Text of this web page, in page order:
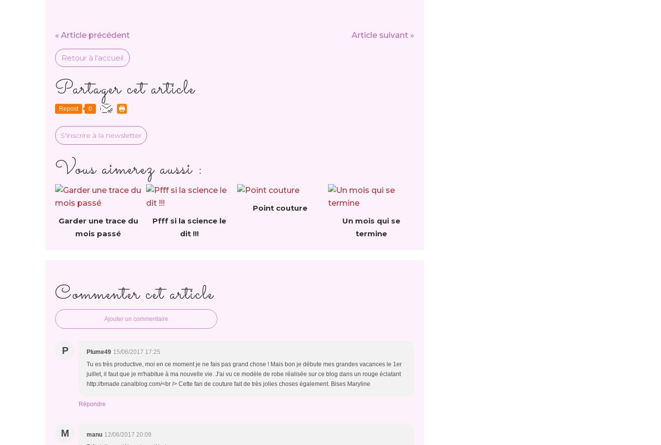
« Article précédent Article suivant »
Retour à l'accueil
Partager cet article
Repost 0
S'inscrire à la newsletter
Vous aimerez aussi :
Garder une trace du
mois passé
Pfff si la science le
dit !!!
Point couture
Un mois qui se
termine
Commenter cet article
Ajouter un commentaire
P Plume49 15/06/2017 17:25
Tu es très productive, moi en ce moment je ne fais pas grand chose ! Mais bon je débute mes grandes vacances le 1er
juillet, il faut que je m'habitue à ma nouvelle vie. J'ai vu ce modèle de robe réalisée sur ce blog dans un rouge éclatant
http://bmade.canalblog.com/<br /> Cette fan de couture fait de très jolies choses également. Bises Maryline
Répondre
M manu 12/06/2017 20:09